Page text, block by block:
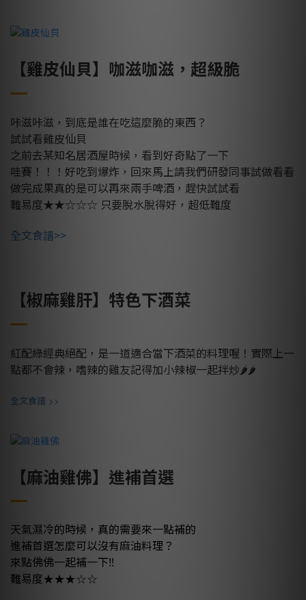
【雞皮仙貝】咖滋咖滋，超級脆
咔滋咔滋，到底是誰在吃這麼脆的東西？
試試看雞皮仙貝
之前去某知名居酒屋時候，看到好奇點了一下
哇賽！！！好吃到爆炸，回來馬上請我們研發同事試做看看
做完成果真的是可以再來兩手啤酒，趕快試試看
難易度★★☆☆☆ 只要脫水脫得好，超低難度
全文食譜>>
【椒麻雞肝】特色下酒菜
紅配綠經典絕配，是一道適合當下酒菜的料理喔！實際上一
點都不會辣，嗜辣的雞友記得加小辣椒一起拌炒🌶🌶
全文食譜 >>
【麻油雞佛】進補首選
天氣濕冷的時候，真的需要來一點補的
進補首選怎麼可以沒有麻油料理？
來點佛佛一起補一下!!
難易度★★★☆☆